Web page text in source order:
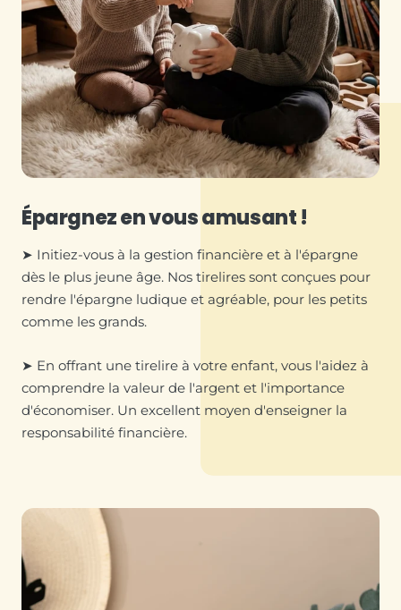
Épargnez en vous amusant !
➤ Initiez-vous à la gestion financière et à l'épargne
dès le plus jeune âge. Nos tirelires sont conçues pour
rendre l'épargne ludique et agréable, pour les petits
comme les grands.
➤ En offrant une tirelire à votre enfant, vous l'aidez à
comprendre la valeur de l'argent et l'importance
d'économiser. Un excellent moyen d'enseigner la
responsabilité financière.